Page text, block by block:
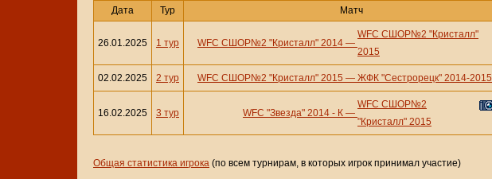
Дата Тур Матч
26.01.2025 1 тур WFC СШОР№2 "Кристалл" 2014 —
WFC СШОР№2 "Кристалл"
2015
02.02.2025 2 тур WFC СШОР№2 "Кристалл" 2015 — ЖФК "Сестрорецк" 2014-2015
16.02.2025 3 тур WFC "Звезда" 2014 - К —
WFC СШОР№2
"Кристалл" 2015
Общая статистика игрока (по всем турнирам, в которых игрок принимал участие)